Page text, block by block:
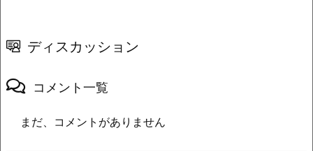
ディスカッション
コメント一覧
まだ、コメントがありません